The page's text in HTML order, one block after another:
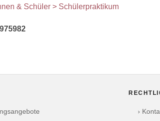
& Schüler > Schülerpraktikum
›